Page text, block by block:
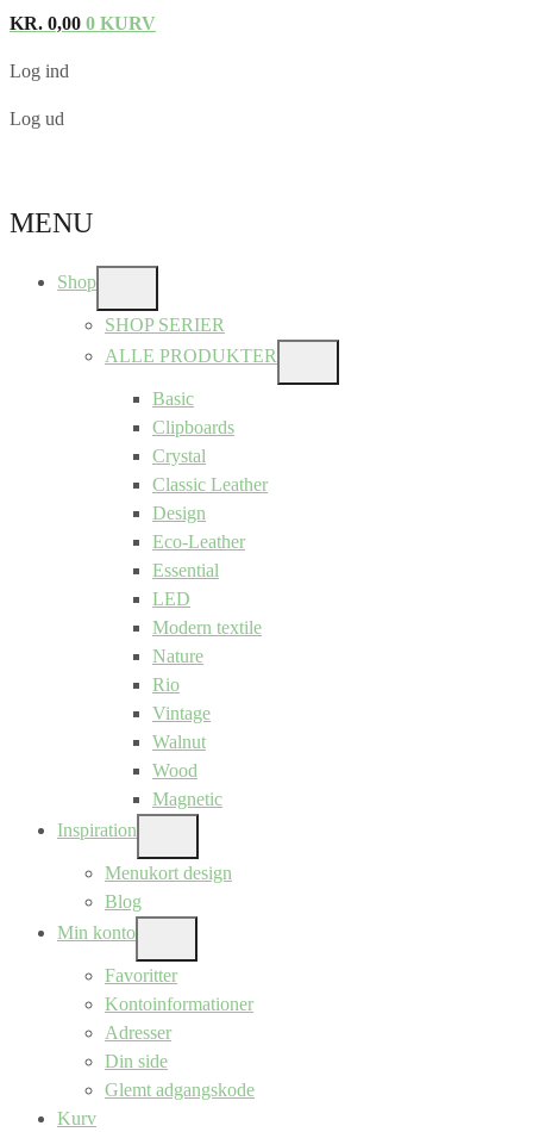
KR. 0,00 0 KURV
Log ind
Log ud
MENU
Shop
SUB
MENU
SHOP SERIER
ALLE PRODUKTER
SUB
Basic
Clipboards
Crystal
Classic Leather
Design
Eco-Leather
Essential
LED
Modern textile
Nature
Rio
Vintage
Walnut
Wood
Magnetic
Inspiration
SUB
MENU
Menukort design
Blog
Min konto
SUB
MENU
Favoritter
Kontoinformationer
Adresser
Din side
Glemt adgangskode
Kurv